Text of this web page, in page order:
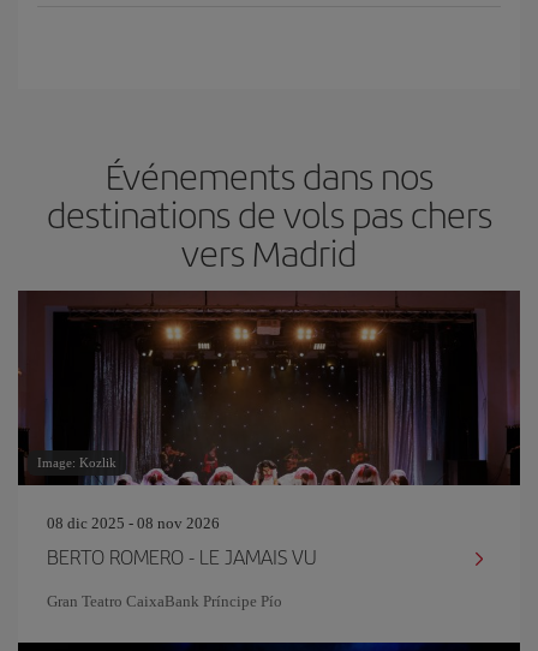
Événements dans nos
destinations de vols pas chers
vers Madrid
Image: Kozlik
08 dic 2025 - 08 nov 2026
BERTO ROMERO - LE JAMAIS VU
Gran Teatro CaixaBank Príncipe Pío